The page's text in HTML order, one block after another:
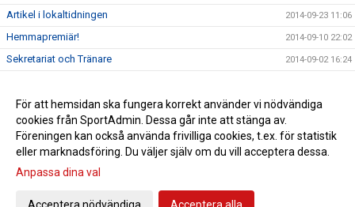
Artikel i lokaltidningen 2014-09-23 11:06
Hemmapremiär! 2014-09-10 22:02
Sekretariat och Tränare 2014-09-02 16:24
A-lag på gång igen. 2014-05-23 12:00
Tack för säsongen 2013/14. 2014-04-06 12:00
Gå till Webbversion
För att hemsidan ska fungera korrekt använder vi nödvändiga
cookies från SportAdmin. Dessa går inte att stänga av.
Föreningen kan också använda frivilliga cookies, t.ex. för statistik
eller marknadsföring. Du väljer själv om du vill acceptera dessa.
Anpassa dina val